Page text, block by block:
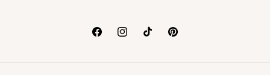
FacebookInstagramTikTok Pinterest